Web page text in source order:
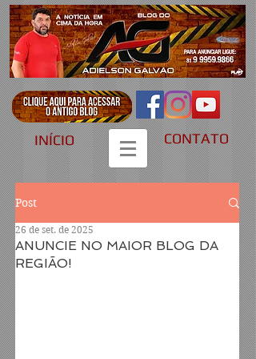
INÍCIO CONTATO
Post
ANUNCIE NO MAIOR BLOG DA
REGIÃO!
26 de set. de 2025